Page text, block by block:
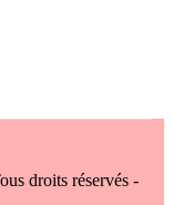
droits réservés -